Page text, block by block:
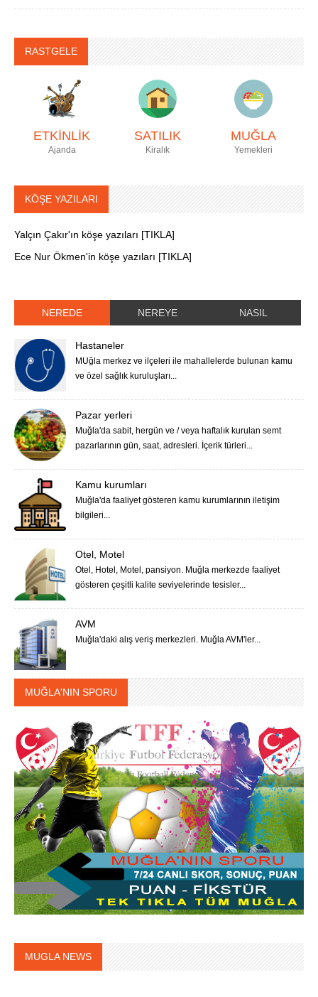
RASTGELE
ETKİNLİK
Ajanda
SATILIK
Kiralık
MUĞLA
Yemekleri
KÖŞE YAZILARI
Yalçın Çakır'ın köşe yazıları [TIKLA]
Ece Nur Ökmen'in köşe yazıları [TIKLA]
NEREDE NEREYE NASIL
Hastaneler
MUğla merkez ve ilçeleri ile mahallelerde bulunan kamu
ve özel sağlık kuruluşları...
Pazar yerleri
Muğla'da sabit, hergün ve / veya haftalık kurulan semt
pazarlarının gün, saat, adresleri. İçerik türleri...
Kamu kurumları
Muğla'da faaliyet gösteren kamu kurumlarının iletişim
bilgileri...
Otel, Motel
Otel, Hotel, Motel, pansiyon. Muğla merkezde faaliyet
gösteren çeşitli kalite seviyelerinde tesisler...
AVM
Muğla'daki alış veriş merkezleri. Muğla AVM'ler...
MUĞLA'NIN SPORU
MUGLA NEWS